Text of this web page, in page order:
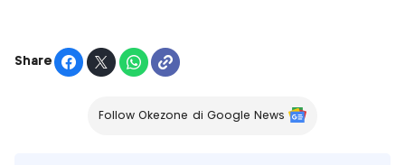
Share
Follow Okezone di Google News